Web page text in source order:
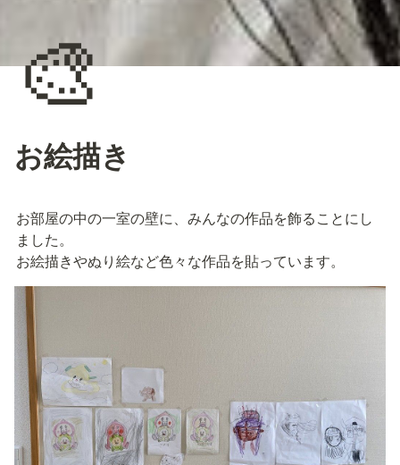
🎨
お絵描き
お部屋の中の一室の壁に、みんなの作品を飾ることにし
ました。
お絵描きやぬり絵など色々な作品を貼っています。